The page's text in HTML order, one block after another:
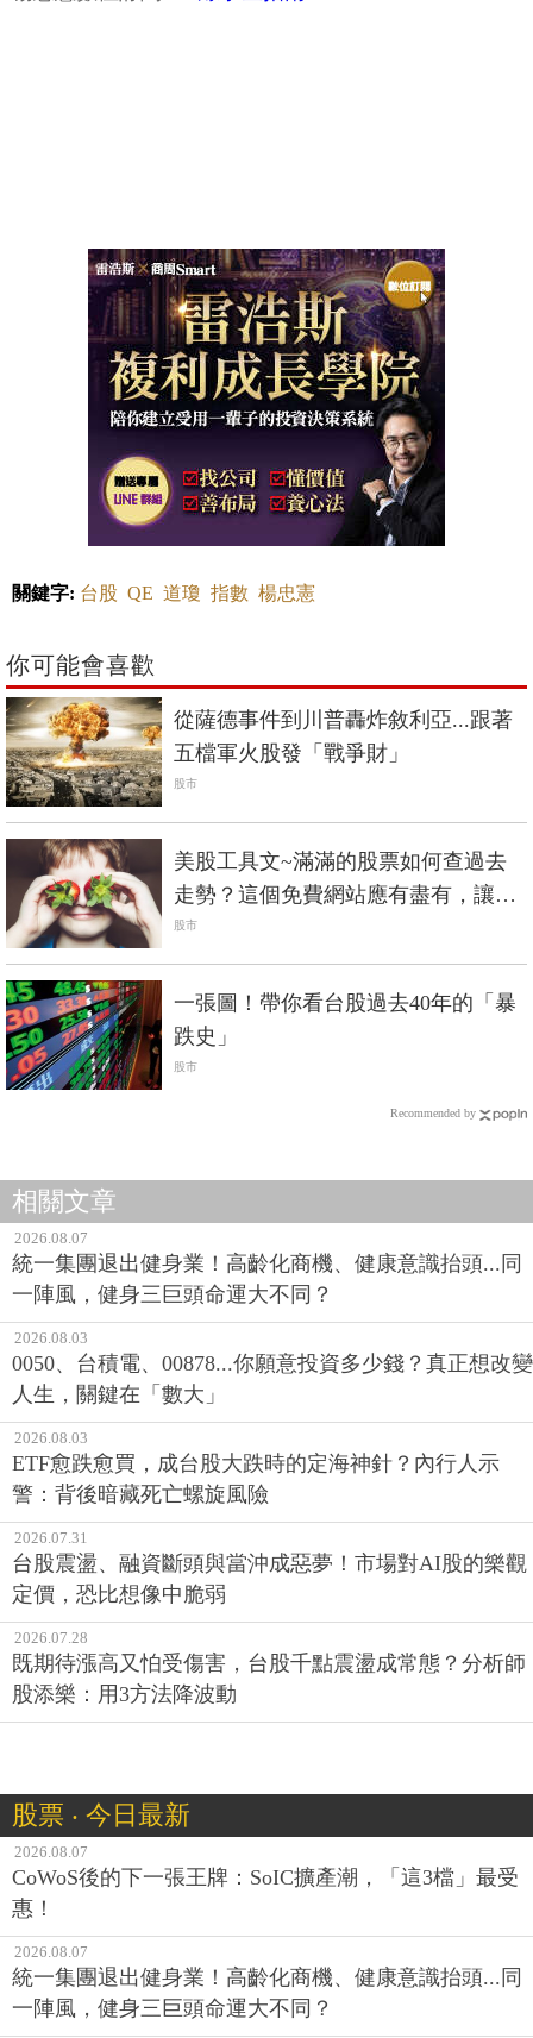
關鍵字: 台股 QE 道瓊 指數 楊忠憲
你可能會喜歡
從薩德事件到川普轟炸敘利亞...跟著
五檔軍火股發「戰爭財」
股市
美股工具文~滿滿的股票如何查過去
走勢？這個免費網站應有盡有，讓你
一次滿足
股市
一張圖！帶你看台股過去40年的「暴
跌史」
股市
Recommended by
相關文章
2026.08.07
統一集團退出健身業！高齡化商機、健康意識抬頭...同
一陣風，健身三巨頭命運大不同？
2026.08.03
0050、台積電、00878...你願意投資多少錢？真正想改變
人生，關鍵在「數大」
2026.08.03
ETF愈跌愈買，成台股大跌時的定海神針？內行人示
警：背後暗藏死亡螺旋風險
2026.07.31
台股震盪、融資斷頭與當沖成惡夢！市場對AI股的樂觀
定價，恐比想像中脆弱
2026.07.28
既期待漲高又怕受傷害，台股千點震盪成常態？分析師
股添樂：用3方法降波動
股票 ‧ 今日最新
2026.08.07
CoWoS後的下一張王牌：SoIC擴產潮，「這3檔」最受
惠！
2026.08.07
統一集團退出健身業！高齡化商機、健康意識抬頭...同
一陣風，健身三巨頭命運大不同？